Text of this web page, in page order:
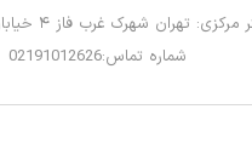
تهران شهرک غرب فاز ۴ خیابان ایوانک پلاک 16
شماره تماس:02191012626